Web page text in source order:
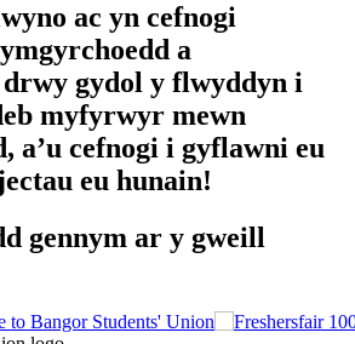
ac yn cefnogi
a
gydol y flwyddyn i
myfyrwyr mewn
a’u cefnogi i gyflawni eu
eu hunain!
gennym ar y gweill
to Bangor Students' Union